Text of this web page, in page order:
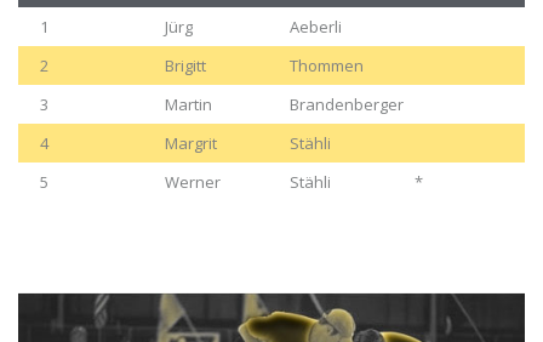
1
Jürg
Aeberli
2
Brigitt
Thommen
3
Martin
Brandenberger
4
Margrit
Stähli
5
Werner Stähli *